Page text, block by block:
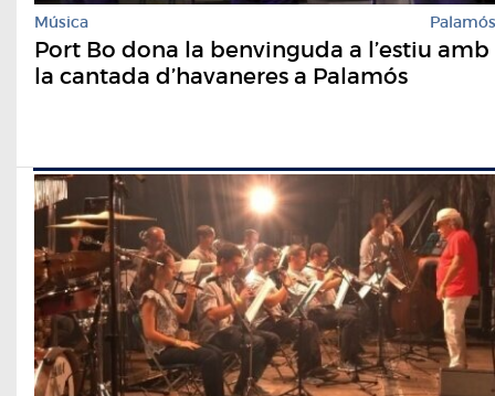
Música Palamós
Port Bo dona la benvinguda a l’estiu amb
la cantada d’havaneres a Palamós